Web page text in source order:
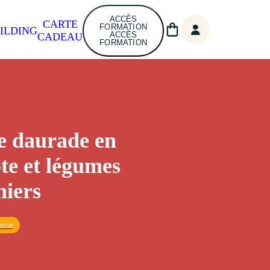
CARTE
CADEAU
ACCÈS
FORMATION
ACCÈS
FORMATION
daurade en
et légumes